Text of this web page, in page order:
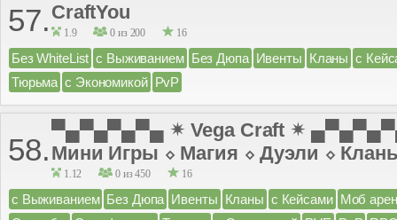
57. CraftYou
1.9 0 из 200 16
Без WhiteList с Выживанием Без Дюпа Ивенты Кланы с
Тюрьма с Экономикой PvP
58.
▀▄▀▄▀▄▀▄ ✴ Vega Craft ✴
Мини Игры ⬦ Магия ⬦ Дуэли ⬦
1.12 0 из 450 16
с Выживанием Без Дюпа Ивенты Кланы с Кейсами Моб